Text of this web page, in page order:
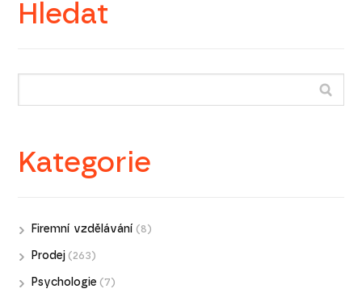
Hledat
Kategorie
Firemní vzdělávání (8)
Prodej (263)
Psychologie (7)